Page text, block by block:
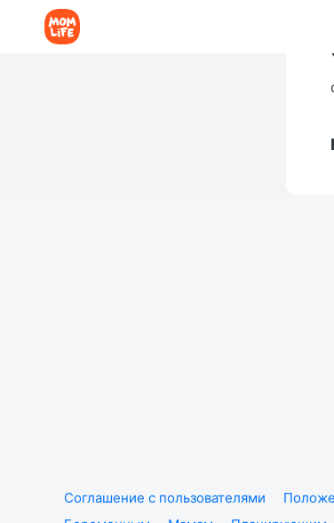
Соглашение с пользователями